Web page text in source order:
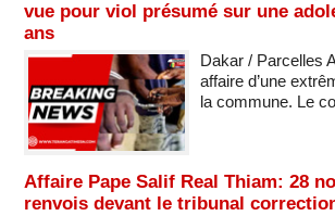
vue pour viol présumé sur une
ans
Dakar / Parcelles
affaire d’une
la commune. Le
Affaire Pape Salif Real Thiam: 28
renvois devant le tribunal